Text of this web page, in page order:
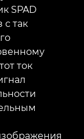
SPAD
с так
ток